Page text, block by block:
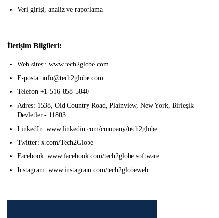
Veri girişi, analiz ve raporlama
İletişim Bilgileri:
Web sitesi: www.tech2globe.com
E-posta: info@tech2globe.com
Telefon +1-516-858-5840
Adres: 1538, Old Country Road, Plainview, New York, Birleşik
Devletler - 11803
LinkedIn: www.linkedin.com/company/tech2globe
Twitter: x.com/Tech2Globe
Facebook: www.facebook.com/tech2globe.software
Instagram: www.instagram.com/tech2globeweb